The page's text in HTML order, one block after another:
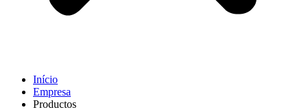
Início
Empresa
Productos